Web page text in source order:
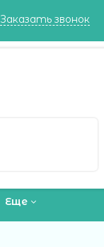
Заказать звонок
Еще